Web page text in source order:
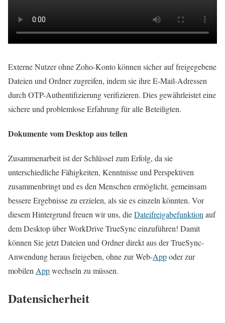
Externe Nutzer ohne Zoho-Konto können sicher auf freigegebene
Dateien und Ordner zugreifen, indem sie ihre E-Mail-Adressen
durch OTP-Authentifizierung verifizieren. Dies gewährleistet eine
sichere und problemlose Erfahrung für alle Beteiligten.
Dokumente vom Desktop aus teilen
Zusammenarbeit ist der Schlüssel zum Erfolg, da sie
unterschiedliche Fähigkeiten, Kenntnisse und Perspektiven
zusammenbringt und es den Menschen ermöglicht, gemeinsam
bessere Ergebnisse zu erzielen, als sie es einzeln könnten. Vor
diesem Hintergrund freuen wir uns, dieDateifreigabefunktion auf
dem Desktop über WorkDrive TrueSync einzuführen! Damit
können Sie jetzt Dateien und Ordner direkt aus der TrueSync-
Anwendung heraus freigeben, ohne zur Web-Appoder zur
mobilen Appwechseln zu müssen.
Datensicherheit